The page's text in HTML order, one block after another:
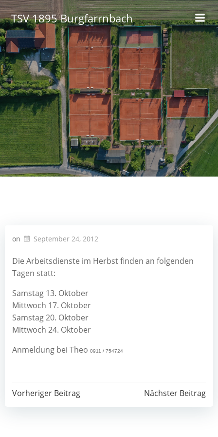
Zum
Inhalt
springen
TSV 1895 Burgfarrnbach
on September 24, 2012
Die Arbeitsdienste im Herbst finden an folgenden
Tagen statt:
Samstag 13. Oktober
Mittwoch 17. Oktober
Samstag 20. Oktober
Mittwoch 24. Oktober
Anmeldung bei Theo 0911 / 754724
Post
Vorheriger Beitrag
PostNächster Beitrag